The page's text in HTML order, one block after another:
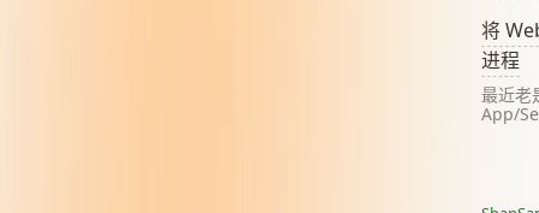
WSL
系统）
的支持
将
进程
最近老
App/